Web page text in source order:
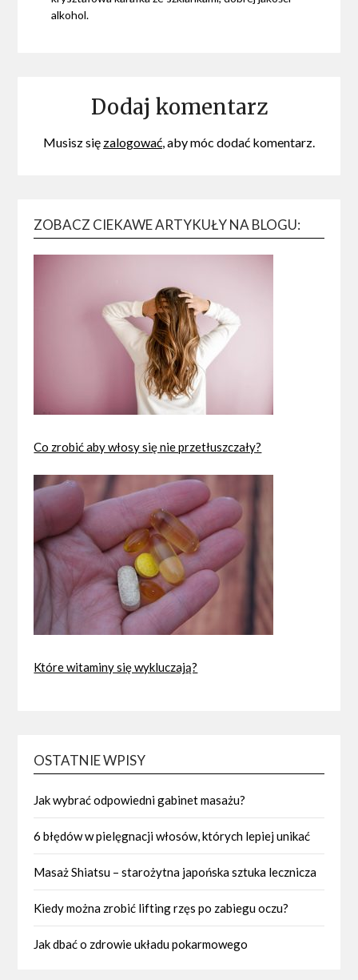
alkohol.
Dodaj komentarz
Musisz się zalogować , aby móc dodać komentarz.
ZOBACZ CIEKAWE ARTYKUŁY NA BLOGU:
Co zrobić aby włosy się nie przetłuszczały?
Które witaminy się wykluczają?
OSTATNIE WPISY
Jak wybrać odpowiedni gabinet masażu?
6 błędów w pielęgnacji włosów, których lepiej unikać
Masaż Shiatsu – starożytna japońska sztuka lecznicza
Kiedy można zrobić lifting rzęs po zabiegu oczu?
Jak dbać o zdrowie układu pokarmowego